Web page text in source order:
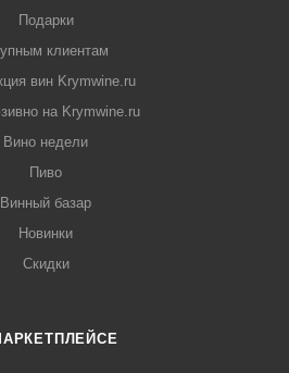
Подарки
клиентам
вин Krymwine.ru
на Krymwine.ru
Вино недели
Пиво
Винный базар
Новинки
Скидки